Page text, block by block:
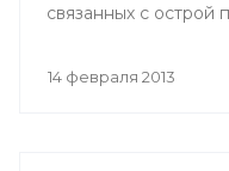
связанных с острой
лечебной работе,
14 февраля 2013